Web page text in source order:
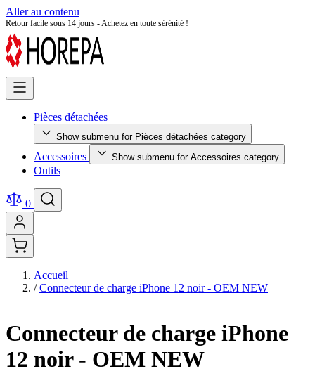
Aller au contenu
Retour facile sous 14 jours - Achetez en toute sérénité !
Pièces détachées
Show submenu for Pièces détachées category
Accessoires Show submenu for Accessoires category
Outils
0
Accueil
/ Connecteur de charge iPhone 12 noir - OEM NEW
Connecteur de charge iPhone
12 noir - OEM NEW